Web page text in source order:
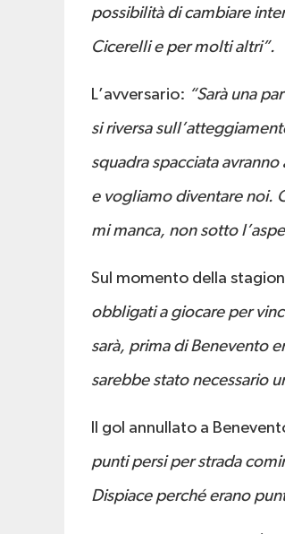
possibilità di cambiare
Cicerelli e per molti altri”.
L’avversario: “Sarà una
si riversa
squadra spacciata
e vogliamo diventare noi.
mi manca, non sotto
Sul momento della
obbligati a giocare per
sarà, prima di Benevento
sarebbe stato necessario
Il gol annullato a
punti persi per strada
Dispiace perché erano